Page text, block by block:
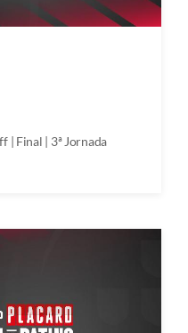
| Final | 3ª Jornada